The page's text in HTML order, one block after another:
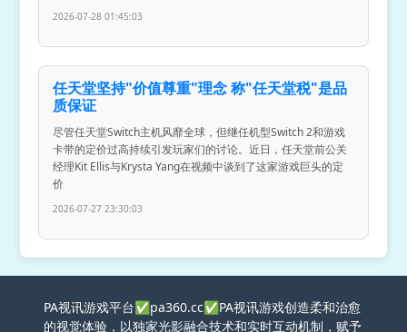
2026-07-28 01:45:03
任天堂坚持"价值尊重"理念 称"任天堂税"是品
质保证
尽管任天堂Switch主机风靡全球，但继任机型Switch 2和游戏
卡带的定价过高持续引发玩家们的讨论。近日，任天堂前公关
经理Kit Ellis与Krysta Yang在视频中谈到了这家游戏巨头的定
价
2026-07-27 23:30:03
PA视讯游戏平台✅pa360.cc✅PA视讯游戏创造柔和治愈
的视觉体验，以独家光影融合技术和实时互动机制，赋予